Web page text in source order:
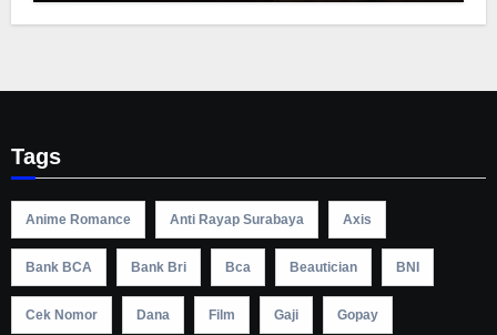
Tags
Anime Romance Anti Rayap Surabaya Axis
Bank BCA Bank Bri Bca Beautician BNI
Cek Nomor Dana Film Gaji Gopay